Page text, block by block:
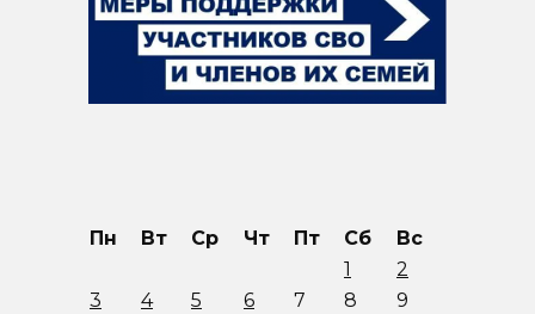
Пн Вт Ср Чт Пт Сб
Вс
1
2
3
4 5 6 7 8
9